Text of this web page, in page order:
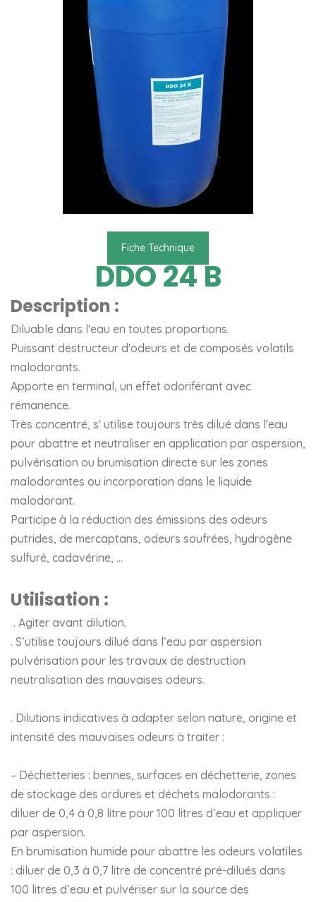
Fiche Technique
DDO 24 B
Description :
Diluable dans l'eau en toutes proportions.
Puissant destructeur d'odeurs et de composés volatils
malodorants.
Apporte en terminal, un effet odoriférant avec
rémanence.
Très concentré, s' utilise toujours très dilué dans l'eau
pour abattre et neutraliser en application par aspersion,
pulvérisation ou brumisation directe sur les zones
malodorantes ou incorporation dans le liquide
malodorant.
Participe à la réduction des émissions des odeurs
putrides, de mercaptans, odeurs soufrées, hydrogène
sulfuré, cadavérine, …
Utilisation :
. Agiter avant dilution.
. S’utilise toujours dilué dans l’eau par aspersion
pulvérisation pour les travaux de destruction
neutralisation des mauvaises odeurs.
. Dilutions indicatives à adapter selon nature, origine et
intensité des mauvaises odeurs à traiter :
– Déchetteries : bennes, surfaces en déchetterie, zones
de stockage des ordures et déchets malodorants :
diluer de 0,4 à 0,8 litre pour 100 litres d’eau et appliquer
par aspersion.
En brumisation humide pour abattre les odeurs volatiles
: diluer de 0,3 à 0,7 litre de concentré pré-dilués dans
100 litres d’eau et pulvériser sur la source des